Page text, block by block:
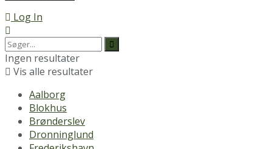
Log In
Ingen resultater
Vis alle resultater
Aalborg
Blokhus
Brønderslev
Dronninglund